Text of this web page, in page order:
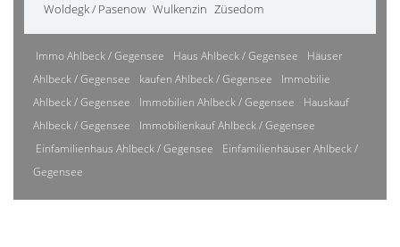
Woldegk / Pasenow Wulkenzin Züsedom
Immo Ahlbeck / Gegensee Haus Ahlbeck / Gegensee
Häuser
Ahlbeck / Gegensee
kaufen Ahlbeck / Gegensee
Immobilie
Ahlbeck / Gegensee
Immobilien Ahlbeck / Gegensee
Hauskauf
Ahlbeck / Gegensee
Immobilienkauf Ahlbeck / Gegensee
Einfamilienhaus Ahlbeck / Gegensee
Einfamilienhäuser Ahlbeck /
Gegensee